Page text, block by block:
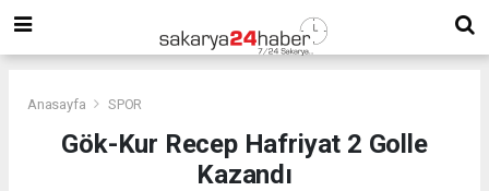
Anasayfa SPOR
Gök-Kur Recep Hafriyat 2 Golle
Kazandı